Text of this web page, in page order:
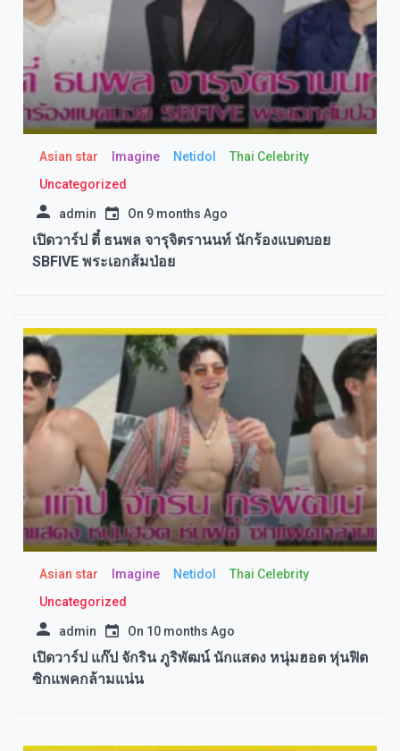
Asian star Imagine​ Netidol
Thai Celebrity
Uncategorized
admin On 9 months Ago
เปิดวาร์ป ตี๋ ธนพล จารุจิตรานนท์ นักร้องแบดบอย
SBFIVE พระเอกส้มป่อย
Asian star Imagine​ Netidol
Thai Celebrity
Uncategorized
admin On 10 months Ago
เปิดวาร์ป แก๊ป จักริน ภูริพัฒน์ นักแสดง หนุ่มฮอต หุ่นฟิต
ซิกแพคกล้ามแน่น